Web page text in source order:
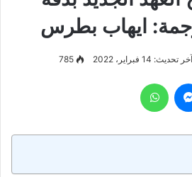
ايهاب بطرس
آخر تحديث: 14 فبراير، 2022 785
ماسنجر